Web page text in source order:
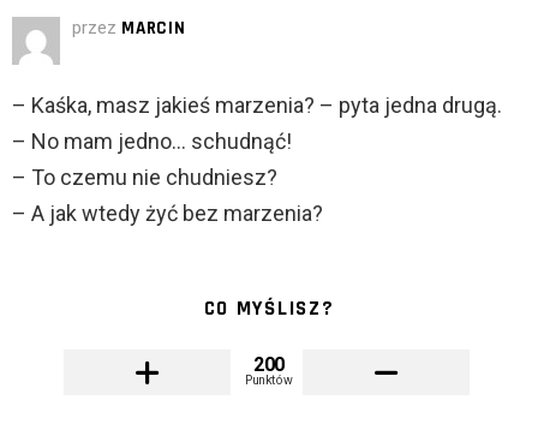
przez MARCIN
– Kaśka, masz jakieś marzenia? – pyta jedna drugą.
– No mam jedno… schudnąć!
– To czemu nie chudniesz?
– A jak wtedy żyć bez marzenia?
CO MYŚLISZ?
200
Punktów